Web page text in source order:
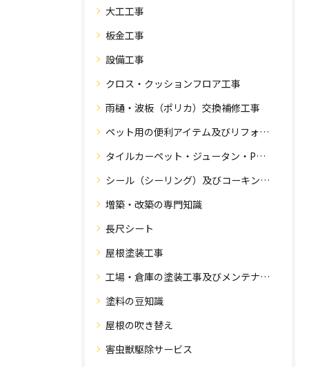
大工工事
板金工事
設備工事
クロス・クッションフロア工事
雨樋・波板（ポリカ）交換補修工事
ペット用の便利アイテム及びリフォーム工事
タイルカーペット・ジュータン・Pタイル・床・フローリング工事
シール（シーリング）及びコーキング工事の専門知識
増築・改築の専門知識
長尺シート
屋根塗装工事
工場・倉庫の塗装工事及びメンテナンス
塗料の豆知識
屋根の吹き替え
害虫獣駆除サービス